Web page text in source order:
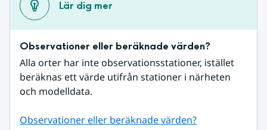
Lär dig mer
Observationer eller beräknade värden?
Alla orter har inte observationsstationer, istället
beräknas ett värde utifrån stationer i närheten
och modelldata.
Observationer eller beräknade värden?